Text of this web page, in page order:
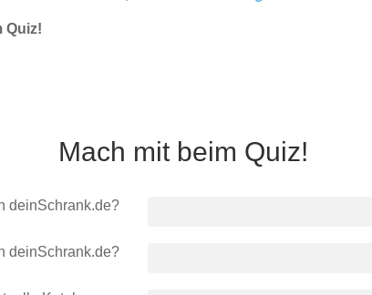
Quiz!
Mach mit beim Quiz!
deinSchrank.de?
deinSchrank.de?